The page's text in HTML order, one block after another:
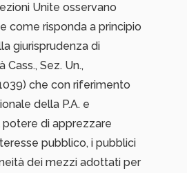
Unite osservano
come risponda a principio
giurisprudenza di
Cass., Sez. Un.,
che con riferimento
della P.A. e
potere di apprezzare
pubblico, i pubblici
dei mezzi adottati per